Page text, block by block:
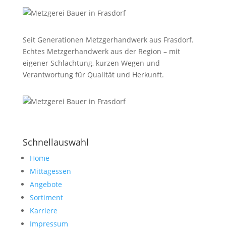
Seit Generationen Metzgerhandwerk aus Frasdorf.
Echtes Metzgerhandwerk aus der Region – mit
eigener Schlachtung, kurzen Wegen und
Verantwortung für Qualität und Herkunft.
Schnellauswahl
Home
Mittagessen
Angebote
Sortiment
Karriere
Impressum